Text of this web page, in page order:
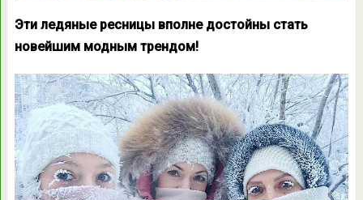
Эти ледяные ресницы вполне достойны стать
новейшим модным трендом!